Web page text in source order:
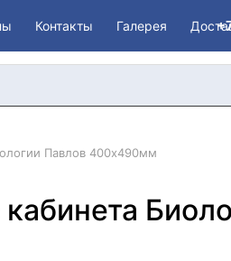
Контакты Галерея
Павлов 400х490мм